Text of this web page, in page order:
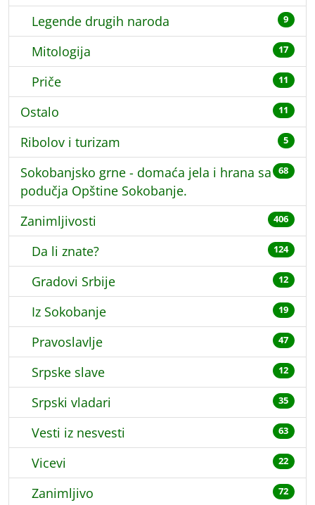
Legende drugih naroda 9
Mitologija 17
Priče 11
Ostalo 11
Ribolov i turizam 5
Sokobanjsko grne - domaća jela i hrana sa
podučja Opštine Sokobanje.
68
Zanimljivosti 406
Da li znate? 124
Gradovi Srbije 12
Iz Sokobanje 19
Pravoslavlje 47
Srpske slave 12
Srpski vladari 35
Vesti iz nesvesti 63
Vicevi 22
Zanimljivo 72